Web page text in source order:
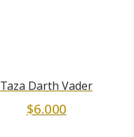
Taza Darth Vader
$6.000